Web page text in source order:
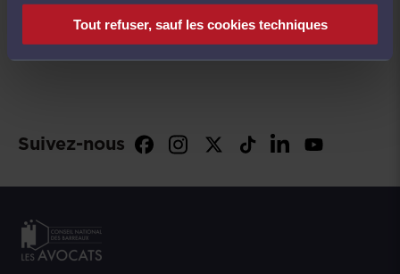
Tout refuser, sauf les cookies techniques
Suivez-nous